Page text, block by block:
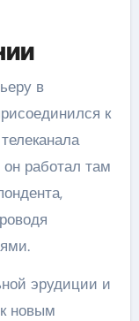
в
к
работал там
эрудиции и
новым